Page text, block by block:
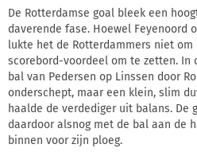
De Rotterdamse goal bleek een
daverende fase. Hoewel Feyenoord
lukte het de Rotterdammers niet
scorebord-voordeel om te zetten. In
bal van Pedersen op Linssen door
onderschept, maar een klein, slim
haalde de verdediger uit balans. De
daardoor alsnog met de bal aan de
binnen voor zijn ploeg.